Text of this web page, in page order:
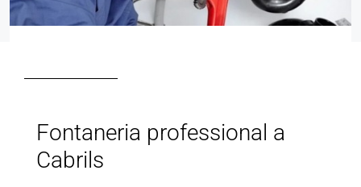
Fontaneria professional a
Cabrils